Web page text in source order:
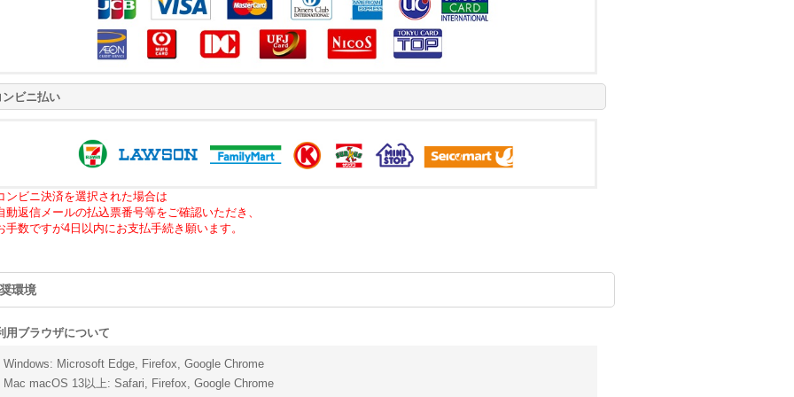
ビニ払い
ンビニ決済を選択された場合は
動返信メールの払込票番号等をご確認いただき、
手数ですが4日以内にお支払手続き願います。
環境
用ブラウザについて
Windows: Microsoft Edge, Firefox, Google Chrome
Mac macOS 13以上: Safari, Firefox, Google Chrome